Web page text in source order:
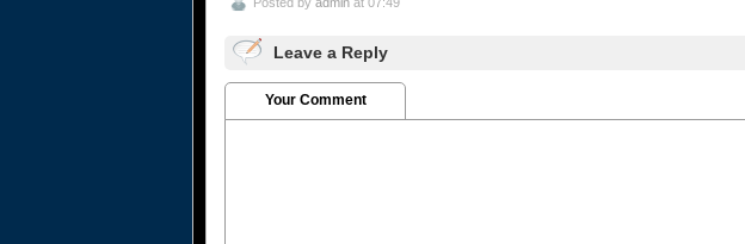
Leave a Reply
Your Comment